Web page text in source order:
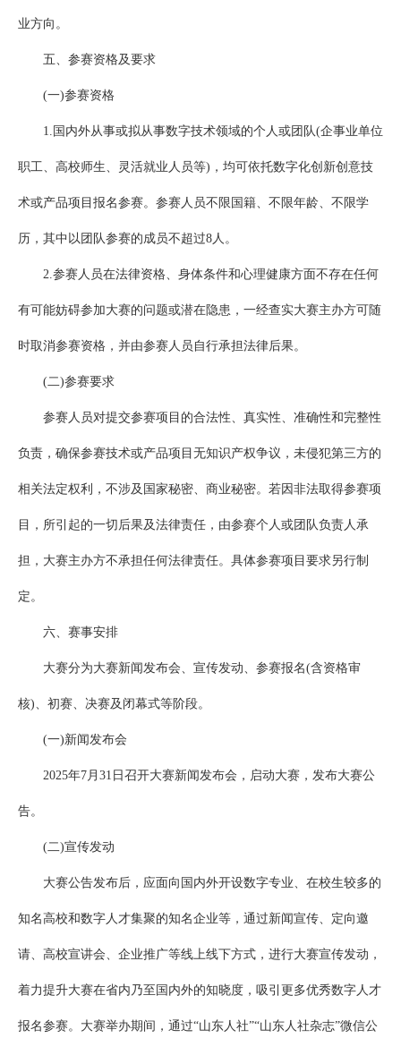
业方向。
五、参赛资格及要求
(一)参赛资格
1.国内外从事或拟从事数字技术领域的个人或团队(企事业单位
职工、高校师生、灵活就业人员等)，均可依托数字化创新创意技
术或产品项目报名参赛。参赛人员不限国籍、不限年龄、不限学
历，其中以团队参赛的成员不超过8人。
2.参赛人员在法律资格、身体条件和心理健康方面不存在任何
有可能妨碍参加大赛的问题或潜在隐患，一经查实大赛主办方可随
时取消参赛资格，并由参赛人员自行承担法律后果。
(二)参赛要求
参赛人员对提交参赛项目的合法性、真实性、准确性和完整性
负责，确保参赛技术或产品项目无知识产权争议，未侵犯第三方的
相关法定权利，不涉及国家秘密、商业秘密。若因非法取得参赛项
目，所引起的一切后果及法律责任，由参赛个人或团队负责人承
担，大赛主办方不承担任何法律责任。具体参赛项目要求另行制
定。
六、赛事安排
大赛分为大赛新闻发布会、宣传发动、参赛报名(含资格审
核)、初赛、决赛及闭幕式等阶段。
(一)新闻发布会
2025年7月31日召开大赛新闻发布会，启动大赛，发布大赛公
告。
(二)宣传发动
大赛公告发布后，应面向国内外开设数字专业、在校生较多的
知名高校和数字人才集聚的知名企业等，通过新闻宣传、定向邀
请、高校宣讲会、企业推广等线上线下方式，进行大赛宣传发动，
着力提升大赛在省内乃至国内外的知晓度，吸引更多优秀数字人才
报名参赛。大赛举办期间，通过“山东人社”“山东人社杂志”微信公